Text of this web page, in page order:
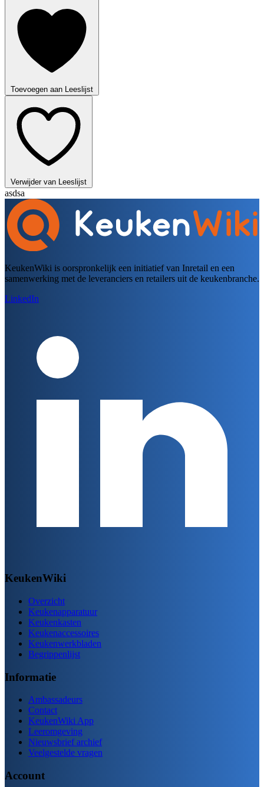
Toevoegen aan Leeslijst
Verwijder van Leeslijst
asdsa
KeukenWiki is oorspronkelijk een initiatief van Inretail en een
samenwerking met de leveranciers en retailers uit de keukenbranche.
LinkedIn
KeukenWiki
Overzicht
Keukenapparatuur
Keukenkasten
Keukenaccessoires
Keukenwerkbladen
Begrippenlijst
Informatie
Ambassadeurs
Contact
KeukenWiki App
Leeromgeving
Nieuwsbrief archief
Veelgestelde vragen
Account